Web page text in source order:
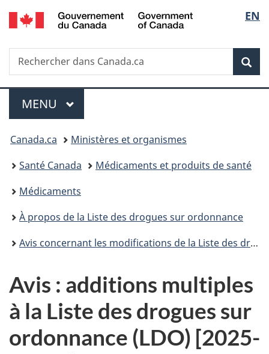
Passer
au
principal
Passer
à
Au
du
Passer
à
version
simplifiée
de
la
EN
Recherche
Rechercher
dans
Menu
MENU PRINCIPAL
Vous
êtes
ici :
Canada.ca
Ministères et organismes
Santé Canada
Médicaments et produits de santé
Médicaments
À propos de la Liste des drogues sur ordonnance
Avis concernant les modifications de la Liste des drogues sur ordonnance
Avis : additions multiples
à la Liste des drogues sur
ordonnance (LDO) [2025-